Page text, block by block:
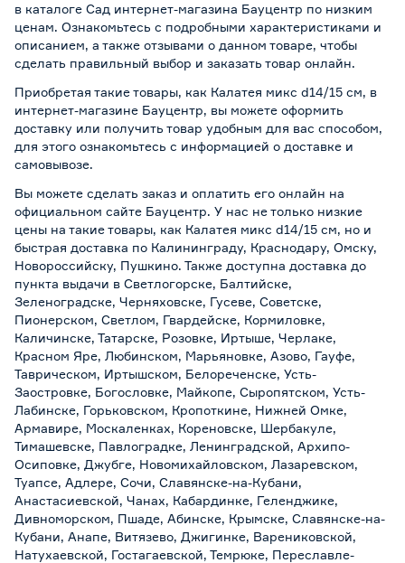
в каталоге Сад интернет-магазина Бауцентр по низким
ценам. Ознакомьтесь с подробными характеристиками и
описанием, а также отзывами о данном товаре, чтобы
сделать правильный выбор и заказать товар онлайн.
Приобретая такие товары, как Калатея микс d14/15 см, в
интернет-магазине Бауцентр, вы можете оформить
доставку или получить товар удобным для вас способом,
для этого ознакомьтесь с информацией о доставке и
самовывозе.
Вы можете сделать заказ и оплатить его онлайн на
официальном сайте Бауцентр. У нас не только низкие
цены на такие товары, как Калатея микс d14/15 см, но и
быстрая доставка по Калининграду, Краснодару, Омску,
Новороссийску, Пушкино. Также доступна доставка до
пункта выдачи в Светлогорске, Балтийске,
Зеленоградске, Черняховске, Гусеве, Советске,
Пионерском, Светлом, Гвардейске, Кормиловке,
Каличинске, Татарске, Розовке, Иртыше, Черлаке,
Красном Яре, Любинском, Марьяновке, Азово, Гауфе,
Таврическом, Иртышском, Белореченске, Усть-
Заостровке, Богословке, Майкопе, Сыропятском, Усть-
Лабинске, Горьковском, Кропоткине, Нижней Омке,
Армавире, Москаленках, Кореновске, Шербакуле,
Тимашевске, Павлоградке, Ленинградской, Архипо-
Осиповке, Джубге, Новомихайловском, Лазаревском,
Туапсе, Адлере, Сочи, Славянске-на-Кубани,
Анастасиевской, Чанах, Кабардинке, Геленджике,
Дивноморском, Пшаде, Абинске, Крымске, Славянске-на-
Кубани, Анапе, Витязево, Джигинке, Варениковской,
Натухаевской, Гостагаевской, Темрюке, Переславле-